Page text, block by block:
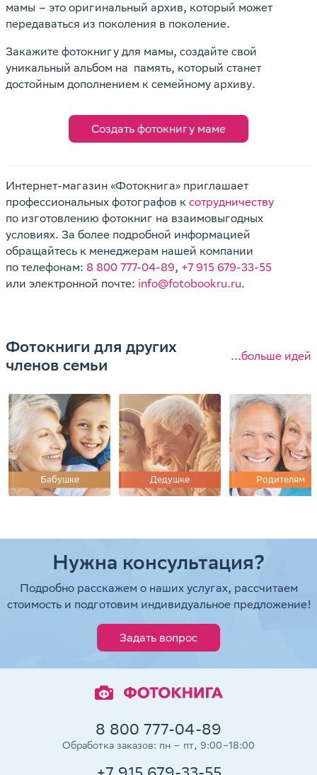
мамы – это оригинальный архив, который может
передаваться из поколения в поколение.
Закажите фотокнигу для мамы, создайте свой
уникальный альбом на память, который станет
достойным дополнением к семейному архиву.
Создать фотокнигу маме
Интернет-магазин «Фотокнига» приглашает
профессиональных фотографов к сотрудничеству
по изготовлению фотокниг на взаимовыгодных
условиях. За более подробной информацией
обращайтесь к менеджерам нашей компании
по телефонам: 8 800 777-04-89, +7 915 679-33-55
или электронной почте: info@fotobookru.ru.
Фотокниги для других
членов семьи
...больше идей
Бабушке Дедушке Родителям
Нужна консультация?
Подробно расскажем о наших услугах, рассчитаем
стоимость и подготовим индивидуальное предложение!
Задать вопрос
8 800 777-04-89
Обработка заказов: пн – пт, 9:00–18:00